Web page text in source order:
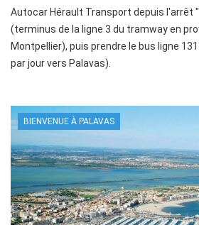
Autocar Hérault Transport depuis l'arrêt
(terminus de la ligne 3 du tramway en
Montpellier), puis prendre le bus ligne
par jour vers Palavas).
BIENVENUE À PALAVAS